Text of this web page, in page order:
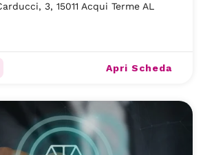
3, 15011 Acqui Terme AL
Apri Scheda